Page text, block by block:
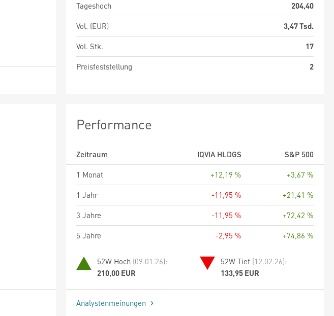
Tageshoch
204,40
Vol. (EUR)
3,47 Tsd.
Vol. Stk.
17
Preisfeststellung
2
Performance
Zeitraum IQVIA HLDGS
S&P 500
1 Monat
+12,19 %
+3,67 %
1 Jahr
-11,95 %
+21,41 %
3 Jahre
-11,95 %
+72,42 %
5 Jahre
-2,95 % +74,86 %
52W Hoch (09.01.26):
210,00 EUR
52W Tief (12.02.26):
133,95 EUR
Analystenmeinungen